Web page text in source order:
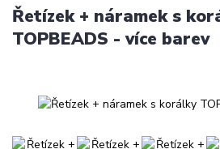
Řetízek + náramek s
TOPBEADS - více barev